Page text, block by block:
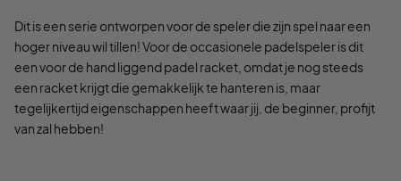
Dit is een serie ontworpen voor de speler die zijn spel naar een
hoger niveau wil tillen! Voor de occasionele padelspeler is dit
een voor de hand liggend padel racket, omdat je nog steeds
een racket krijgt die gemakkelijk te hanteren is, maar
tegelijkertijd eigenschappen heeft waar jij, de beginner, profijt
van zal hebben!